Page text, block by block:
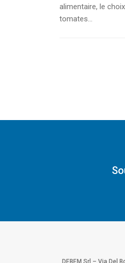
alimentaire, le
tomates...
DEBEM Srl – Via Del